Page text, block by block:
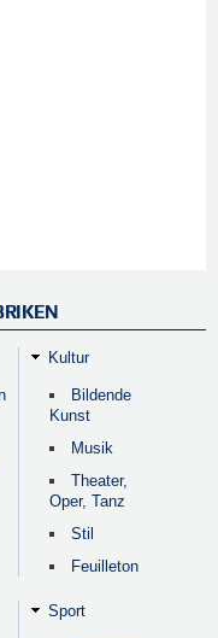
Kultur
Bildende
Kunst
Musik
Theater,
Oper, Tanz
Stil
Feuilleton
Sport